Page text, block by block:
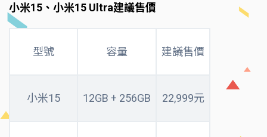
小米15、小米15 Ultra建議售價
型號 容量 建議售價
小米15 12GB + 256GB 22,999元